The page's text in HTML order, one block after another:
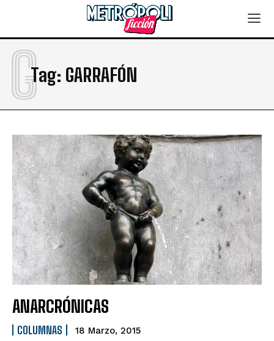
Tag: GARRAFÓN
G
ANARCRÓNICAS
COLUMNAS 18 Marzo, 2015